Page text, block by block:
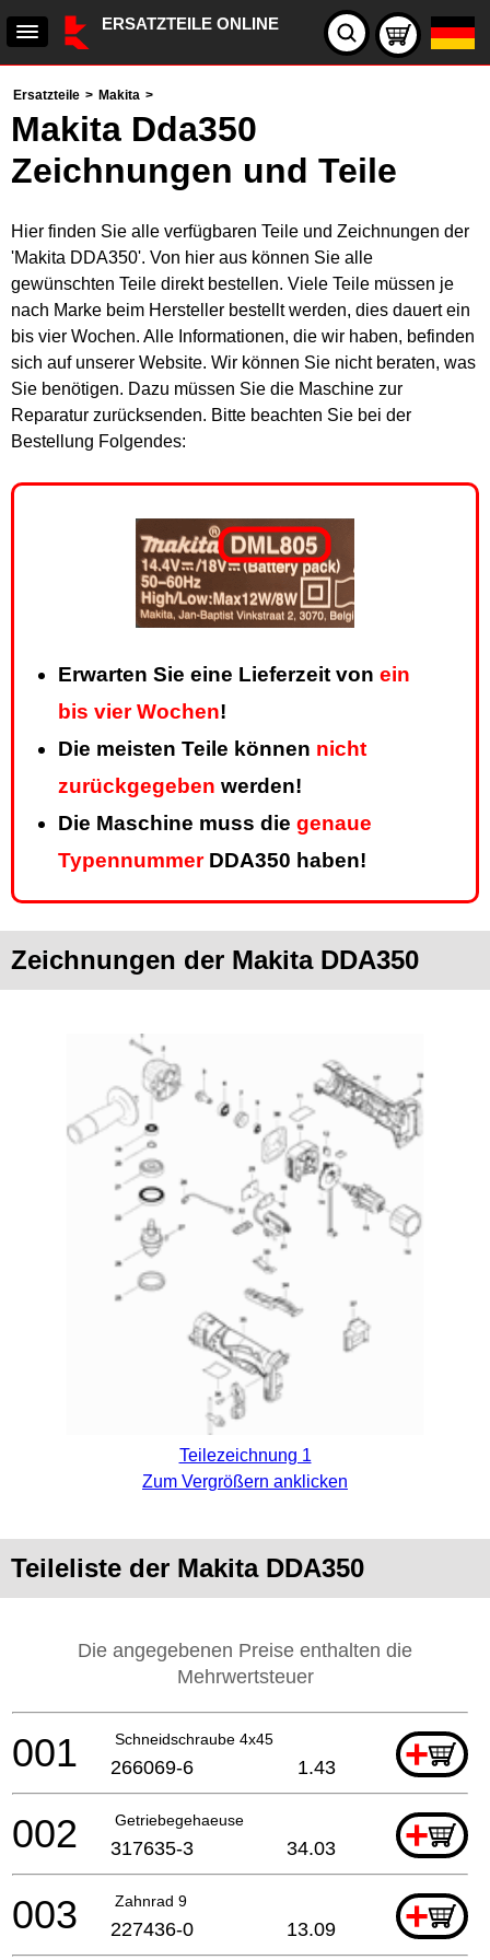
ERSATZTEILE ONLINE
Ersatzteile > Makita >
Makita Dda350
Zeichnungen und Teile
Hier finden Sie alle verfügbaren Teile und Zeichnungen der
'Makita DDA350'. Von hier aus können Sie alle
gewünschten Teile direkt bestellen. Viele Teile müssen je
nach Marke beim Hersteller bestellt werden, dies dauert ein
bis vier Wochen. Alle Informationen, die wir haben, befinden
sich auf unserer Website. Wir können Sie nicht beraten, was
Sie benötigen. Dazu müssen Sie die Maschine zur
Reparatur zurücksenden. Bitte beachten Sie bei der
Bestellung Folgendes:
Erwarten Sie eine Lieferzeit von ein
bis vier Wochen!
Die meisten Teile können nicht
zurückgegeben werden!
Die Maschine muss die genaue
TypennummerDDA350 haben!
Zeichnungen der Makita DDA350
Teilezeichnung 1
Zum Vergrößern anklicken
Teileliste der Makita DDA350
Die angegebenen Preise enthalten die
Mehrwertsteuer
Schneidschraube 4x45 +
001 266069-6 1.43
Getriebegehaeuse +
002 317635-3 34.03
Zahnrad 9 +
003 227436-0 13.09